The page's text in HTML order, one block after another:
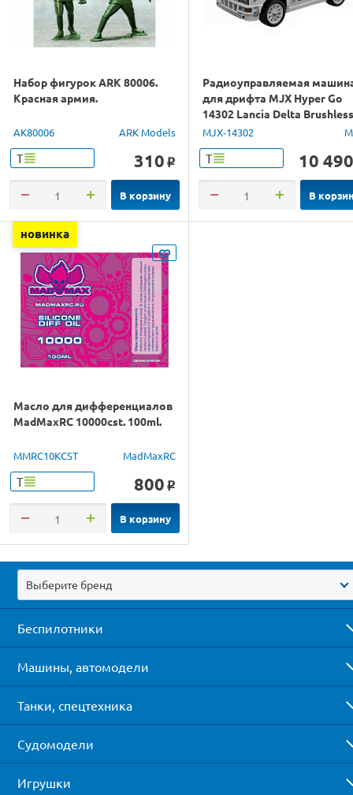
Набор фигурок ARK 80006.
Красная армия.
AK80006 ARK Models
Т 310 o
В корзину
Радиоуправляемая
для дрифта MJX Hyper Go
14302 Lancia Delta Brushless
4WD 2.4G LED 1/14 RTR
MJX-14302
Т 10 490
В
новинка
Масло для дифференциалов
MadMaxRC 10000cst. 100ml.
MMRC10KCST MadMaxRC
Т 800 o
В корзину
Выберите бренд
Беспилотники
Машины, автомодели
Танки, спецтехника
Судомодели
Игрушки